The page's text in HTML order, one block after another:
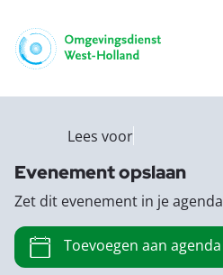
Lees voor
Evenement opslaan
Zet dit evenement in je agenda
Toevoegen aan agenda